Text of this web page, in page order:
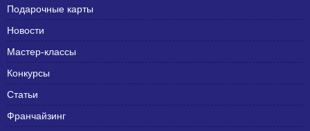
Подарочные карты
Новости
Мастер-классы
Конкурсы
Статьи
Франчайзинг